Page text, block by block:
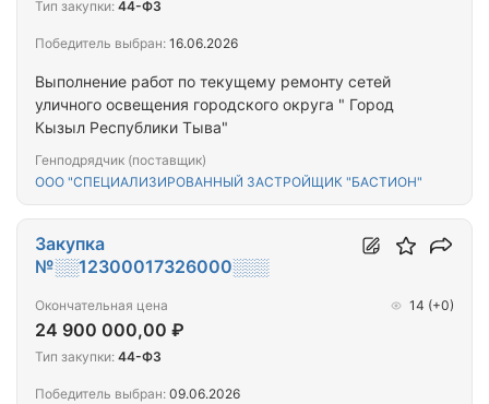
Выполнение работ по текущему ремонту сетей
уличного освещения городского округа " Город
Кызыл Республики Тыва"
Генподрядчик (поставщик)
ООО "СПЕЦИАЛИЗИРОВАННЫЙ ЗАСТРОЙЩИК "БАСТИОН"
Тип закупки: 44-ФЗ
Победитель выбран: 16.06.2026
Закупка
№░░12300017326000░░░
Окончательная цена
24 900 000,00 ₽
14 (+0)
Тип закупки: 44-ФЗ
Победитель выбран: 09.06.2026